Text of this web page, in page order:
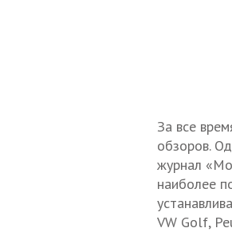
За все
обзоров.
журнал
наиболее
VW Golf,